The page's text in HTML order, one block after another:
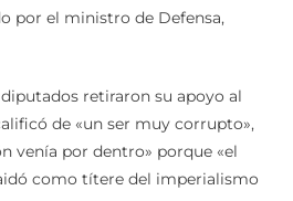
de «un ser muy corrupto»,
venía por dentro» porque «el
como títere del imperialismo